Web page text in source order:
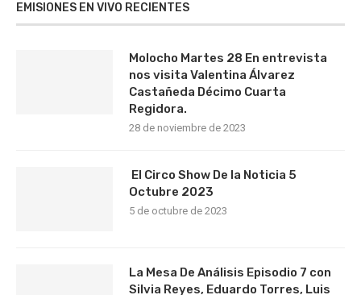
EMISIONES EN VIVO RECIENTES
Molocho Martes 28 En entrevista
nos visita Valentina Álvarez
Castañeda Décimo Cuarta
Regidora.
28 de noviembre de 2023
El Circo Show De la Noticia 5
Octubre 2023
5 de octubre de 2023
La Mesa De Análisis Episodio 7 con
Silvia Reyes, Eduardo Torres, Luis